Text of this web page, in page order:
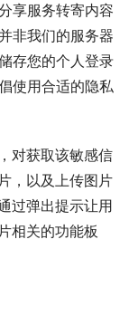
享服务转寄内容
非我们的服务器
存您的个人登录
使用合适的隐私
对获取该敏感信
，以及上传图片
过弹出提示让用
相关的功能板